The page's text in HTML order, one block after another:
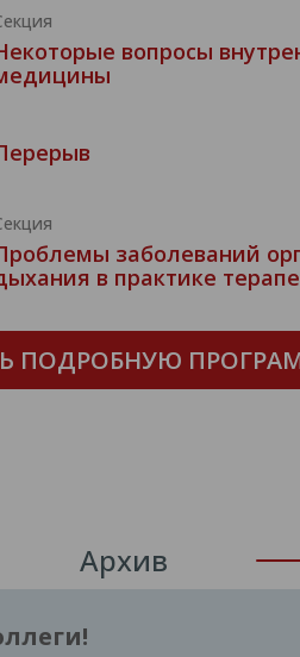
вопросы
заболеваний
в практике
ПОДРОБНУЮ
Архив